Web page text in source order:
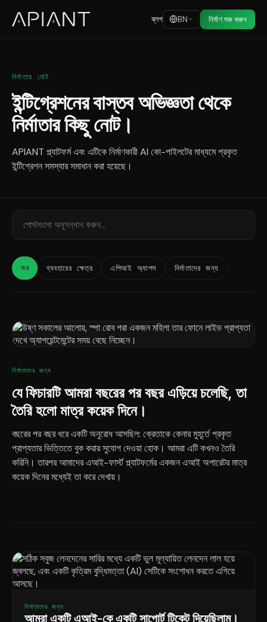
ব্লগ BN নির্মাণ শুরু করুন
নির্মাতার নোট
ইন্টিগ্রেশনের বাস্তব অভিজ্ঞতা থেকে
নির্মাতার কিছু নোট।
APIANT প্ল্যাটফর্ম এবং এটিকে নির্মাণকারী AI কো-পাইলটের মাধ্যমে প্রকৃত
ইন্টিগ্রেশন সমস্যার সমাধান করা হয়েছে।
সব ব্যবহারের ক্ষেত্র এপিআই অ্যাপস নির্মাতাদের জন্য
নির্মাতাদের জন্য
যে ফিচারটি আমরা বছরের পর বছর এড়িয়ে চলেছি, তা
তৈরি হলো মাত্র কয়েক দিনে।
বছরের পর বছর ধরে একটি অনুরোধ আসছিল: ক্রেতাকে কেনার মুহূর্তে প্রকৃত
প্রাপ্যতার ভিত্তিতে বুক করার সুযোগ দেওয়া হোক। আমরা এটি কখনও তৈরি
করিনি। তারপর আমাদের এআই-ফার্স্ট প্ল্যাটফর্মের একজন এআই অপারেটর মাত্র
কয়েক দিনের মধ্যেই তা করে দেখায়।
নির্মাতাদের জন্য
আমরা একটি এআই-কে একটি সাপোর্ট টিকেট দিয়েছিলাম।